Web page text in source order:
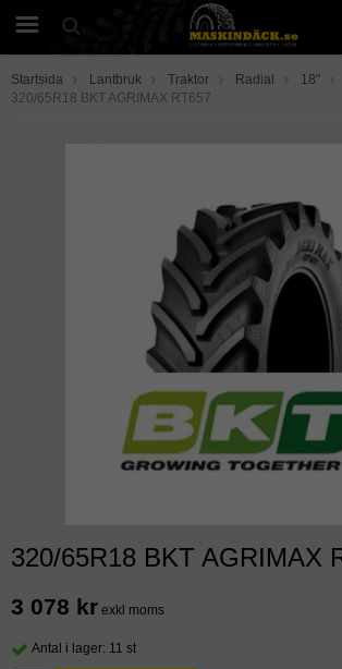
Startsida Lantbruk Traktor Radial
18"
320/65R18 BKT AGRIMAX RT657
320/65R18 BKT AGRIMAX
3 078 kr exkl moms
Antal i lager: 11 st